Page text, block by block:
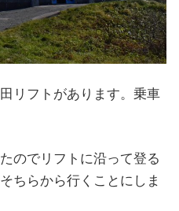
リフトがあります。乗車
のでリフトに沿って登る
ちらから行くことにしま